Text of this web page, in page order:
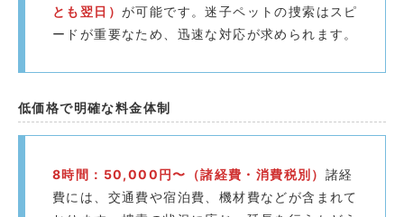
とも翌日） が可能です。迷子ペットの捜索はスピ
ードが重要なため、迅速な対応が求められます。
低価格で明確な料金体制
8時間：50,000円〜（諸経費・消費税別） 諸経
費には、交通費や宿泊費、機材費などが含まれて